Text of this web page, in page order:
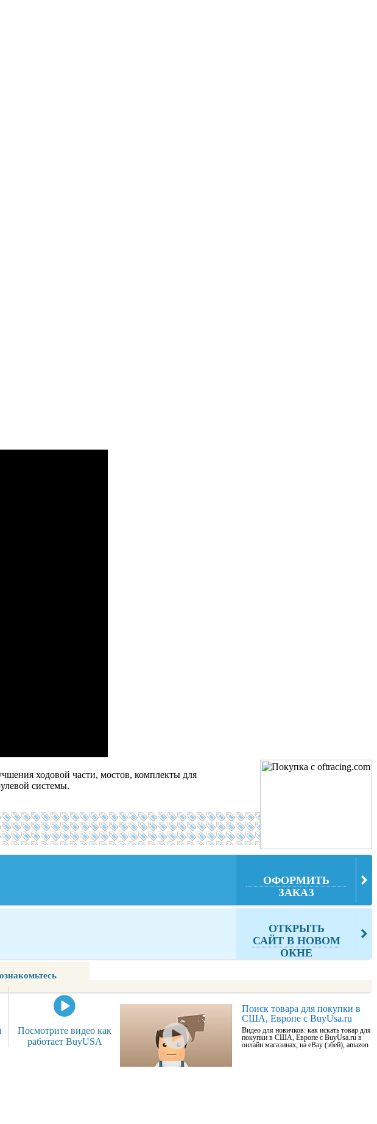
ходовой части, мостов, комплекты для
системы.
ОФОРМИТЬ
ЗАКАЗ
ОТКРЫТЬ
САЙТ В НОВОМ
ОКНЕ
Посмотрите видео как
работает BuyUSA
Поиск товара для покупки в
США, Европе с BuyUsa.ru
Видео для новичков: как искать товар для
покупки в США, Европе с BuyUsa.ru в
онлайн магазинах, на eBay (эбей), amazon